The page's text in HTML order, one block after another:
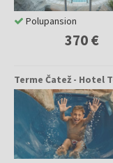
370 €
Polupansion
Terme Čatež - Hotel